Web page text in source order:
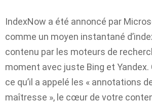
IndexNow a été annoncé par
comme un moyen instantané
contenu par les moteurs de
moment avec juste Bing et Yandex.
ce qu’il a appelé les « annotations
maîtresse », le cœur de votre